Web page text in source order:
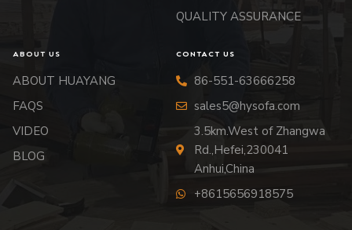
QUALITY ASSURANCE
ABOUT US
ABOUT HUAYANG
FAQS
VIDEO
BLOG
CONTACT US
86-551-63666258
sales5@hysofa.com
3.5km.West of Zhangwa
Rd.,Hefei,230041
Anhui,China
+8615656918575